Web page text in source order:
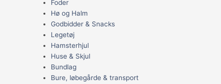
Foder
Hø og Halm
Godbidder & Snacks
Legetøj
Hamsterhjul
Huse & Skjul
Bundlag
Bure, løbegårde & transport